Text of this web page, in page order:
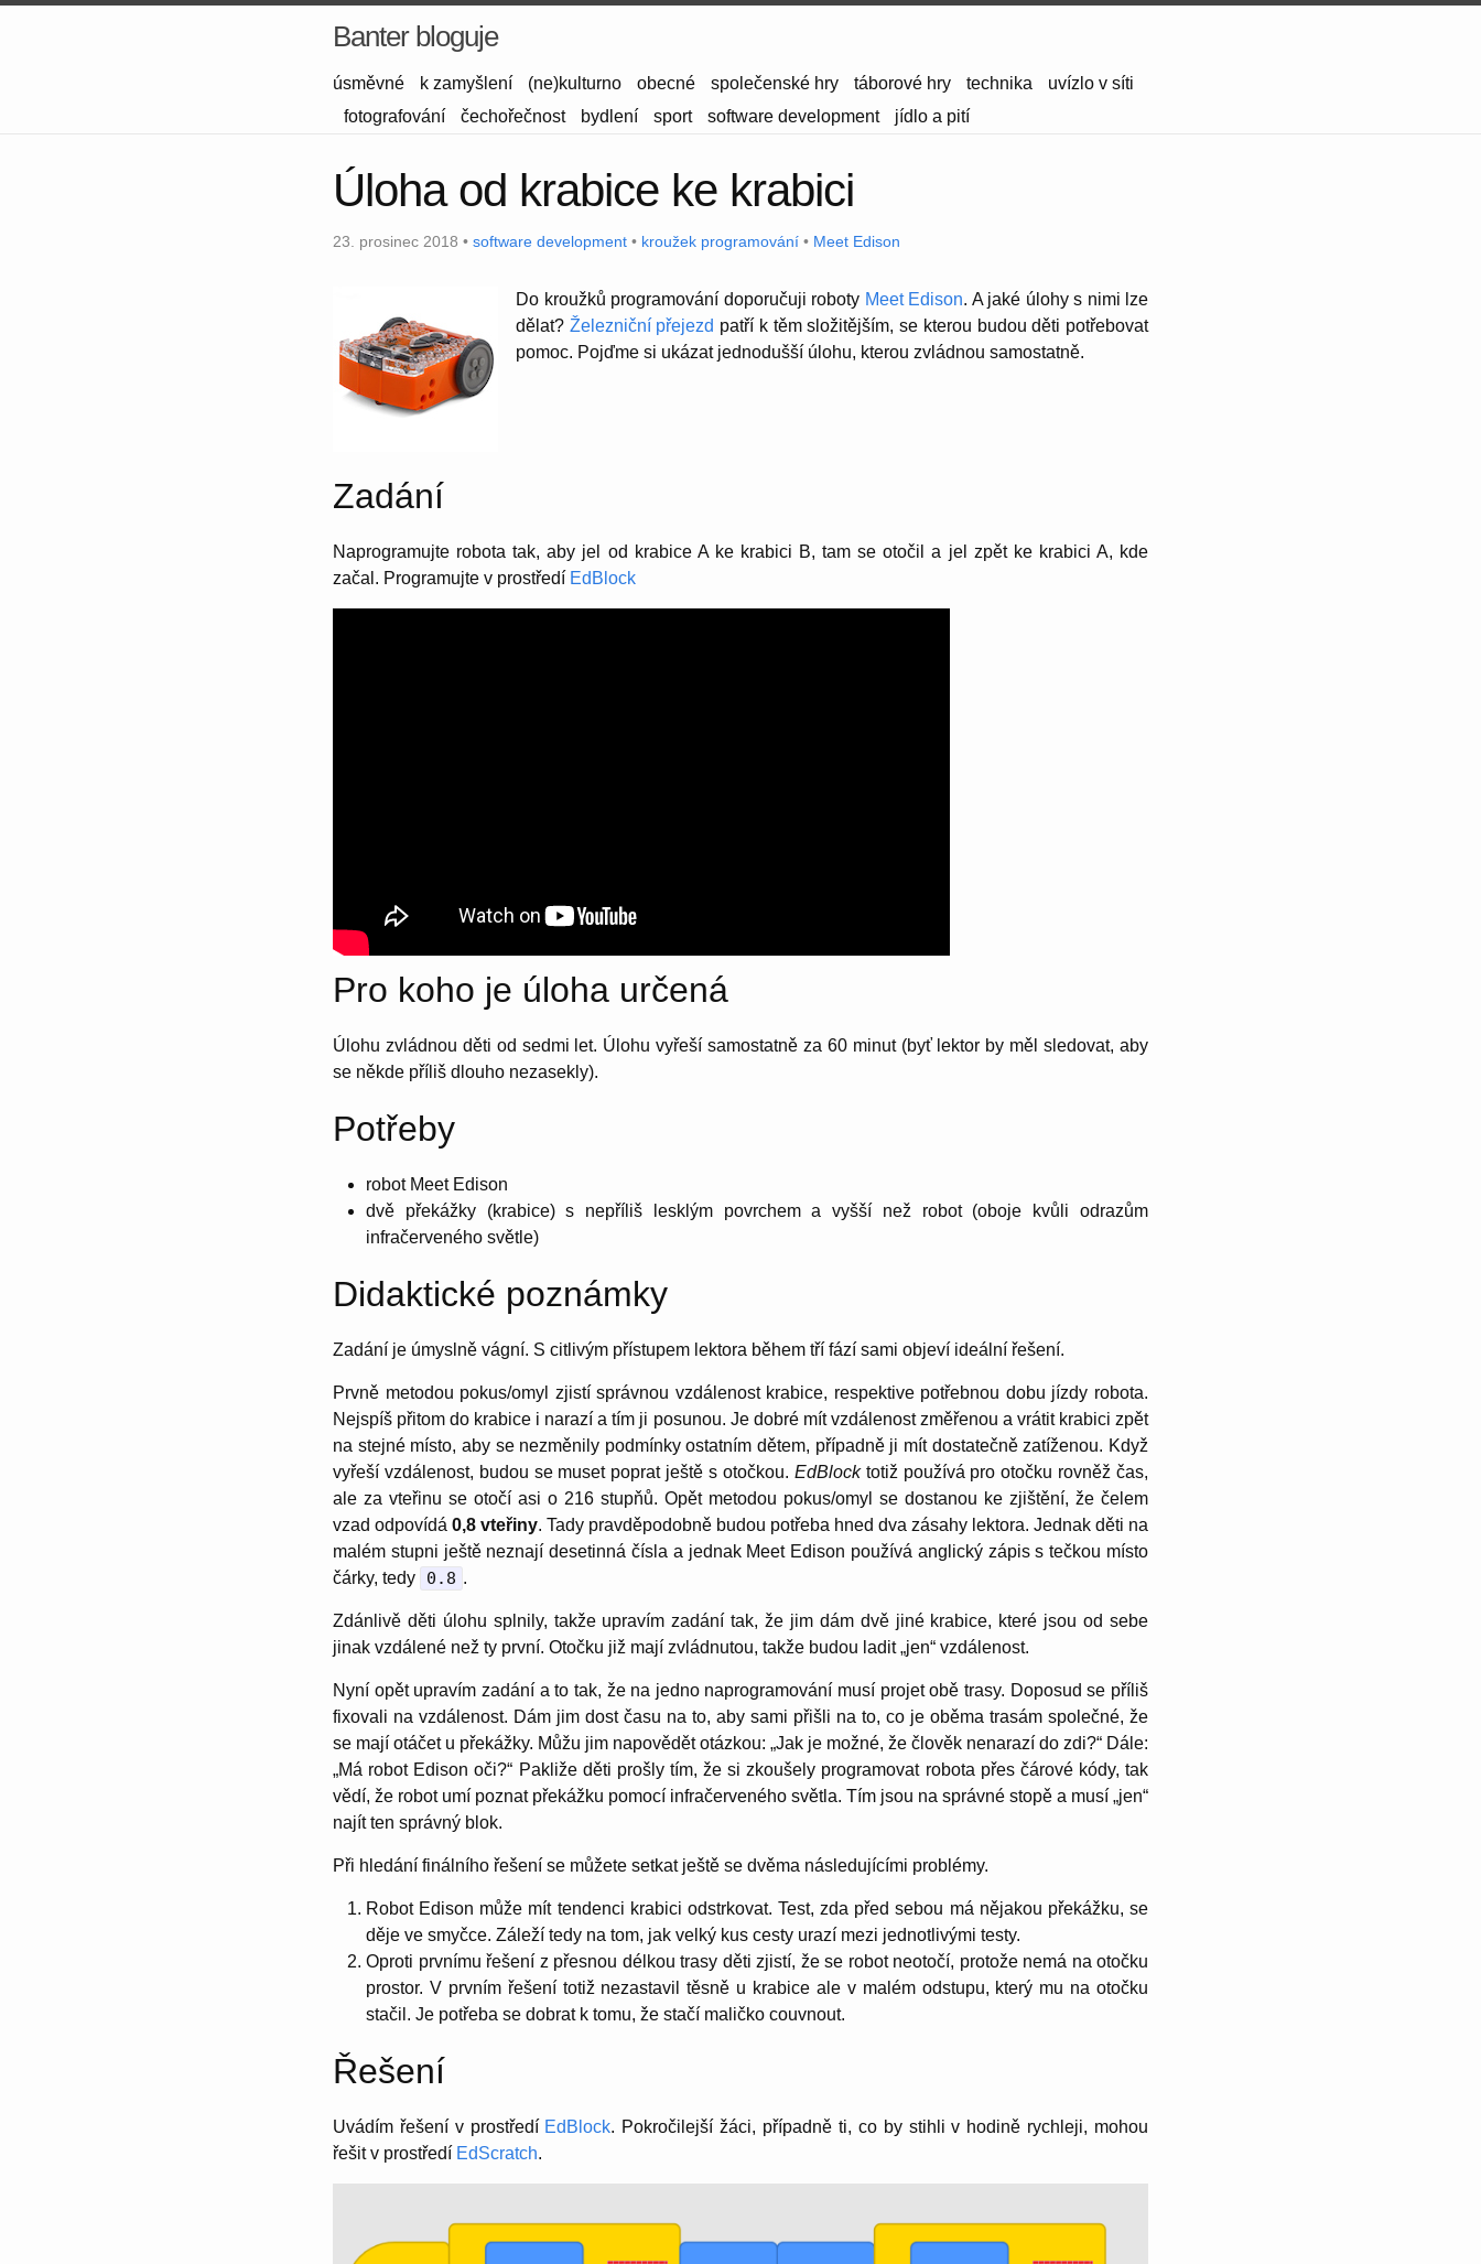
Banter bloguje
úsměvné k zamyšlení (ne)kulturno obecné společenské hry táborové hry technika
uvízlo v síti
fotografování
čechořečnost bydlení sport software development jídlo a pití
Úloha od krabice ke krabici
23. prosinec 2018 • software development • kroužek programování • Meet Edison
Do kroužků programování doporučuji roboty Meet Edison. A jaké úlohy s nimi lze
dělat? Železniční přejezd patří k těm složitějším, se kterou budou děti potřebovat
pomoc. Pojďme si ukázat jednodušší úlohu, kterou zvládnou samostatně.
Zadání
Naprogramujte robota tak, aby jel od krabice A ke krabici B, tam se otočil a jel zpět ke krabici A, kde
začal. Programujte v prostředí EdBlock
Pro koho je úloha určená
Úlohu zvládnou děti od sedmi let. Úlohu vyřeší samostatně za 60 minut (byť lektor by měl sledovat, aby
se někde příliš dlouho nezasekly).
Potřeby
robot Meet Edison
dvě překážky (krabice) s nepříliš lesklým povrchem a vyšší než robot (oboje kvůli odrazům
infračerveného světle)
Didaktické poznámky
Zadání je úmyslně vágní. S citlivým přístupem lektora během tří fází sami objeví ideální řešení.
Prvně metodou pokus/omyl zjistí správnou vzdálenost krabice, respektive potřebnou dobu jízdy robota.
Nejspíš přitom do krabice i narazí a tím ji posunou. Je dobré mít vzdálenost změřenou a vrátit krabici zpět
na stejné místo, aby se nezměnily podmínky ostatním dětem, případně ji mít dostatečně zatíženou. Když
vyřeší vzdálenost, budou se muset poprat ještě s otočkou. EdBlocktotiž používá pro otočku rovněž čas,
ale za vteřinu se otočí asi o 216 stupňů. Opět metodou pokus/omyl se dostanou ke zjištění, že čelem
vzad odpovídá 0,8 vteřiny. Tady pravděpodobně budou potřeba hned dva zásahy lektora. Jednak děti na
malém stupni ještě neznají desetinná čísla a jednak Meet Edison používá anglický zápis s tečkou místo
čárky, tedy
0.8 .
Zdánlivě děti úlohu splnily, takže upravím zadání tak, že jim dám dvě jiné krabice, které jsou od sebe
jinak vzdálené než ty první. Otočku již mají zvládnutou, takže budou ladit „jen“ vzdálenost.
Nyní opět upravím zadání a to tak, že na jedno naprogramování musí projet obě trasy. Doposud se příliš
fixovali na vzdálenost. Dám jim dost času na to, aby sami přišli na to, co je oběma trasám společné, že
se mají otáčet u překážky. Můžu jim napovědět otázkou: „Jak je možné, že člověk nenarazí do zdi?“ Dále:
„Má robot Edison oči?“ Pakliže děti prošly tím, že si zkoušely programovat robota přes čárové kódy, tak
vědí, že robot umí poznat překážku pomocí infračerveného světla. Tím jsou na správné stopě a musí „jen“
najít ten správný blok.
Při hledání finálního řešení se můžete setkat ještě se dvěma následujícími problémy.
Robot Edison může mít tendenci krabici odstrkovat. Test, zda před sebou má nějakou překážku, se
děje ve smyčce. Záleží tedy na tom, jak velký kus cesty urazí mezi jednotlivými testy.
Oproti prvnímu řešení z přesnou délkou trasy děti zjistí, že se robot neotočí, protože nemá na otočku
prostor. V prvním řešení totiž nezastavil těsně u krabice ale v malém odstupu, který mu na otočku
stačil. Je potřeba se dobrat k tomu, že stačí maličko couvnout.
Řešení
Uvádím řešení v prostředí EdBlock. Pokročilejší žáci, případně ti, co by stihli v hodině rychleji, mohou
řešit v prostředí EdScratch.